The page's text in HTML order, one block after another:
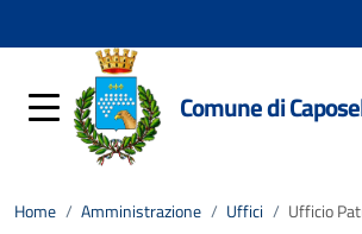
Comune di
Home / Amministrazione / Uffici / Ufficio